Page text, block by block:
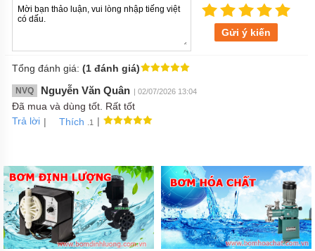
Gửi ý kiến
Tổng đánh giá: (1 đánh giá)
NVQ Nguyễn Văn Quân | 02/07/2026 13:04
Đã mua và dùng tốt. Rất tốt
Trả lời | Thích .1 |